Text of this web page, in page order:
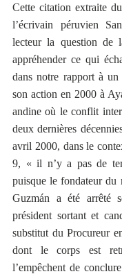
Cette citation extraite
l’écrivain péruvien
lecteur la question de
appréhender ce qui
dans notre rapport à
son action en 2000 à
andine où le conflit
deux dernières
avril 2000, dans le
9, « il n’y a pas de
puisque le fondateur du
Guzmán a été arrêté
président sortant et
substitut du Procureur
dont le corps est
l’empêchent de